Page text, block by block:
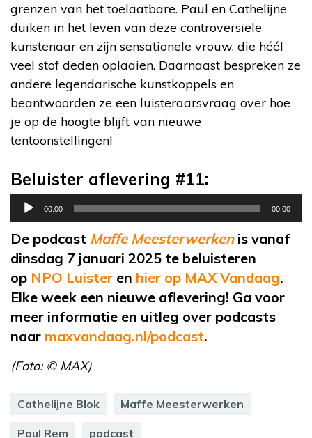
grenzen van het toelaatbare. Paul en Cathelijne
duiken in het leven van deze controversiële
kunstenaar en zijn sensationele vrouw, die héél
veel stof deden oplaaien. Daarnaast bespreken ze
andere legendarische kunstkoppels en
beantwoorden ze een luisteraarsvraag over hoe
je op de hoogte blijft van nieuwe
tentoonstellingen!
Beluister aflevering #11:
Audiospeler
00:00 00:00
De podcast Maffe Meesterwerkenis vanaf
dinsdag 7 januari 2025 te beluisteren
op NPO Luister en hier op MAX Vandaag.
Elke week een nieuwe aflevering! Ga voor
meer informatie en uitleg over podcasts
naar maxvandaag.nl/podcast.
(Foto: © MAX)
Cathelijne Blok Maffe Meesterwerken
Paul Rem podcast